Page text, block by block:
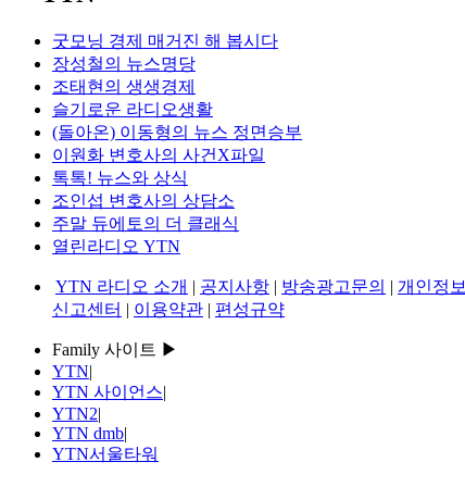
굿모닝 경제 매거진 해 봅시다
장성철의 뉴스명당
조태현의 생생경제
슬기로운 라디오생활
(돌아온) 이동형의 뉴스 정면승부
이원화 변호사의 사건X파일
톡톡! 뉴스와 상식
조인섭 변호사의 상담소
주말 듀에토의 더 클래식
열린라디오 YTN
YTN 라디오 소개 | 공지사항 | 방송광고문의 | 개인정
신고센터 | 이용약관 | 편성규약
Family 사이트 ▶
YTN|
YTN 사이언스|
YTN2|
YTN dmb|
YTN서울타워